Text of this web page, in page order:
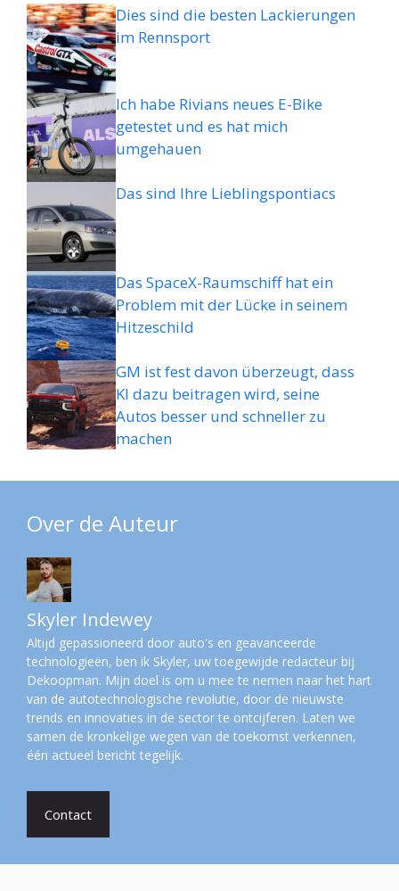
Dies sind die besten Lackierungen
im Rennsport
Ich habe Rivians neues E-Bike
getestet und es hat mich
umgehauen
Das sind Ihre Lieblingspontiacs
Das SpaceX-Raumschiff hat ein
Problem mit der Lücke in seinem
Hitzeschild
GM ist fest davon überzeugt, dass
KI dazu beitragen wird, seine
Autos besser und schneller zu
machen
Over de Auteur
Skyler Indewey
Altijd gepassioneerd door auto's en geavanceerde
technologieën, ben ik Skyler, uw toegewijde redacteur bij
Dekoopman. Mijn doel is om u mee te nemen naar het hart
van de autotechnologische revolutie, door de nieuwste
trends en innovaties in de sector te ontcijferen. Laten we
samen de kronkelige wegen van de toekomst verkennen,
één actueel bericht tegelijk.
Contact